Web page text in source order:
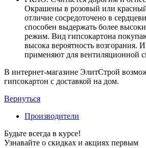
Окрашены в розовый или
отличие сосредоточено в
способен выдержать более
режим. Вид гипсокартона
высока вероятность возгорания.
применяют для вентиляционной
В интернет-магазине ЭлитСтрой
гипсокартон с доставкой на дом.
Вернуться
Производители
Будьте всегда в курсе!
Узнавайте о скидках и акциях первым